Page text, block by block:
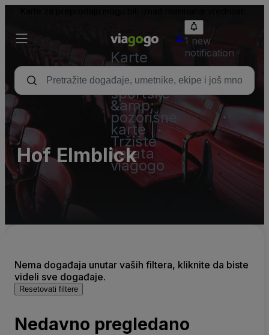
Karte
-
Koncertne,
sportske
&amp;
pozorišne
karte |
Tržište
karata
viagogo
1 new
notification
Hof Elmblick
Nema događaja unutar vaših filtera, kliknite da biste
videli sve događaje.
Resetovati filtere
Nedavno pregledano